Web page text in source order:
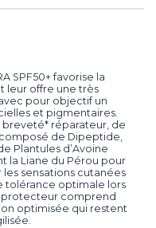
SPF50+ favorise la
leur offre une très
pour objectif un
et pigmentaires.
réparateur, de
de Dipeptide,
Plantules d’Avoine
la Liane du Pérou pour
sensations cutanées
tolérance optimale lors
comprend
optimisée qui restent